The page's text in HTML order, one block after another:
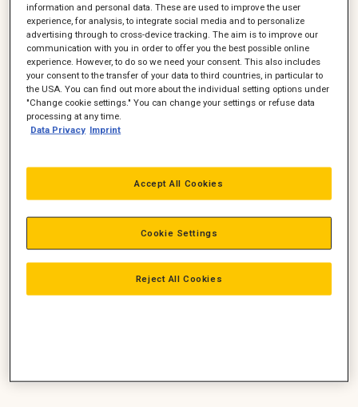
information and personal data. These are used to improve the user
experience, for analysis, to integrate social media and to personalize
advertising through to cross-device tracking. The aim is to improve our
communication with you in order to offer you the best possible online
experience. However, to do so we need your consent. This also includes
your consent to the transfer of your data to third countries, in particular to
the USA. You can find out more about the individual setting options under
"Change cookie settings." You can change your settings or refuse data
processing at any time.
Data Privacy Imprint
Reject All Cookies
Accept All Cookies
Cookie Settings